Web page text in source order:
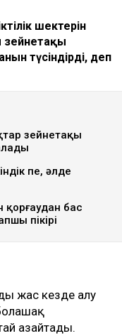
шектерін
зейнетақы
түсіндірді, деп
зейнетақы
пе, әлде
бас
пікірі
жас кезде алу
азайтады.